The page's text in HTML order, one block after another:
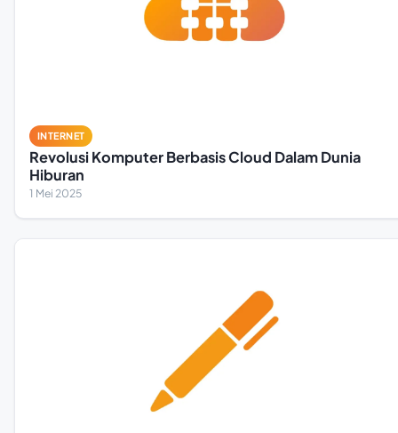
INTERNET
Revolusi Komputer Berbasis Cloud Dalam Dunia
Hiburan
1 Mei 2025